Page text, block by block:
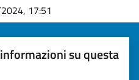
17:51
su questa